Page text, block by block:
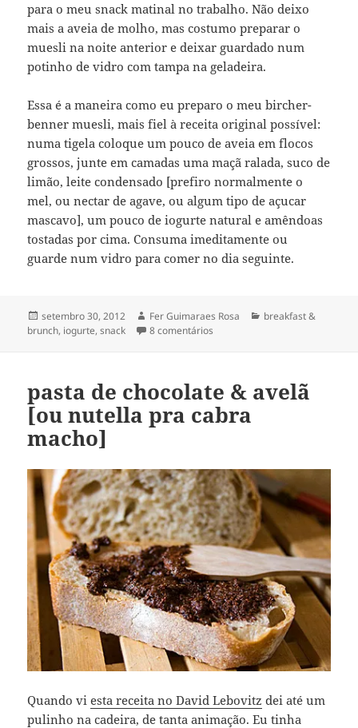
para o meu snack matinal no trabalho. Não deixo
mais a aveia de molho, mas costumo preparar o
muesli na noite anterior e deixar guardado num
potinho de vidro com tampa na geladeira.
Essa é a maneira como eu preparo o meu bircher-
benner muesli, mais fiel à receita original possível:
numa tigela coloque um pouco de aveia em flocos
grossos, junte em camadas uma maçã ralada, suco de
limão, leite condensado [prefiro normalmente o
mel, ou nectar de agave, ou algum tipo de açucar
mascavo], um pouco de iogurte natural e amêndoas
tostadas por cima. Consuma imeditamente ou
guarde num vidro para comer no dia seguinte.
Publicado
em
setembro 30, 2012 Autor
Fer Guimaraes Rosa Categorias
breakfast &
brunch, iogurte,snack 8 comentários
pasta de chocolate & avelã
[ou nutella pra cabra
macho]
Quando viesta receita no David Lebovitz dei até um
pulinho na cadeira, de tanta animação. Eu tinha